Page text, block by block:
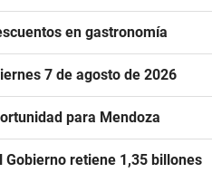
en gastronomía
7 de agosto de 2026
para Mendoza
retiene 1,35 billones